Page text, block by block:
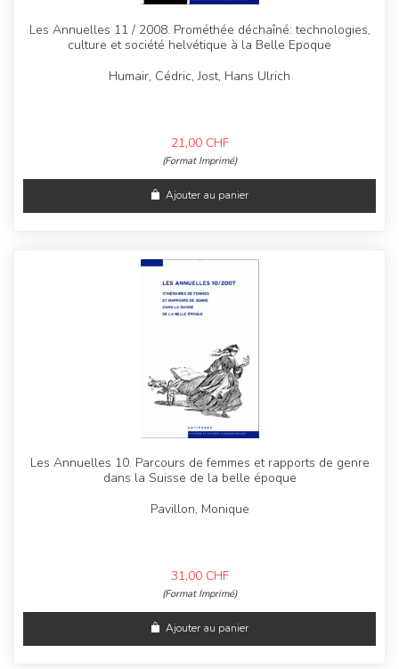
Les Annuelles 11 / 2008. Prométhée déchaîné: technologies,
culture et société helvétique à la Belle Epoque
Humair, Cédric, Jost, Hans Ulrich
21,00 CHF
(Format Imprimé)
Ajouter au panier
Les Annuelles 10. Parcours de femmes et rapports de genre
dans la Suisse de la belle époque
Pavillon, Monique
31,00 CHF
(Format Imprimé)
Ajouter au panier